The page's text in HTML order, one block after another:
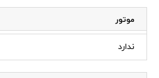
موتور
ندارد